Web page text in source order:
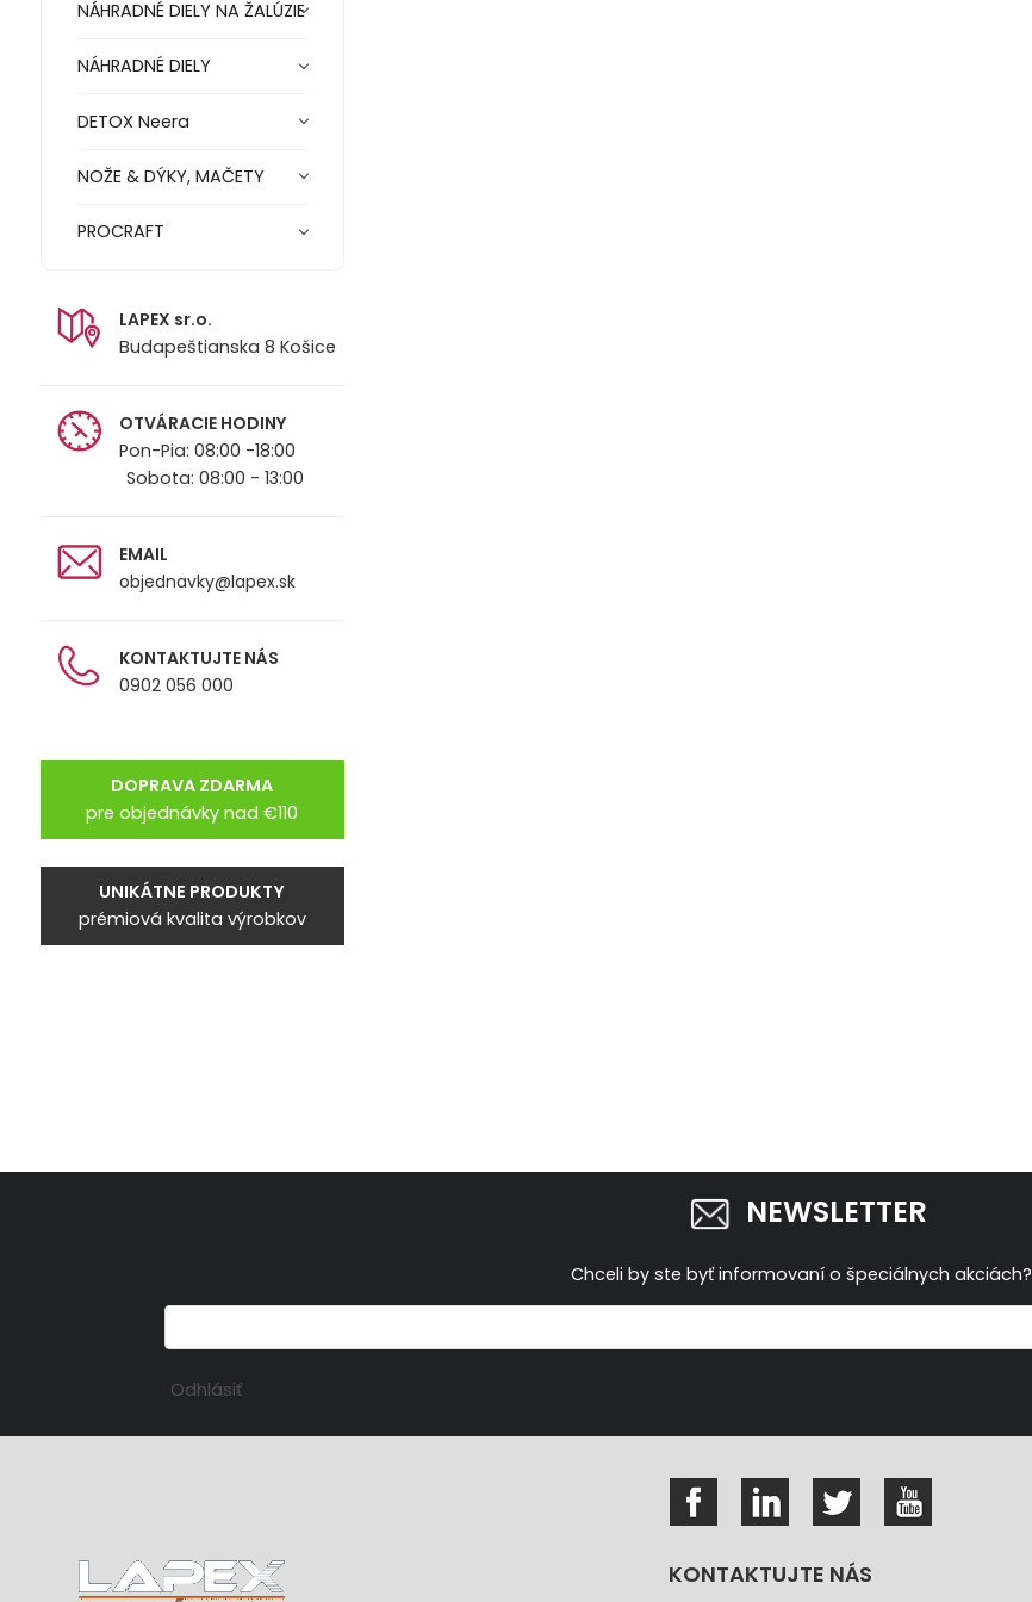
NÁHRADNÉ DIELY NA ŽALÚZIE
NÁHRADNÉ DIELY
DETOX Neera
NOŽE & DÝKY, MAČETY
PROCRAFT
LAPEX sr.o.
Budapeštianska 8 Košice
OTVÁRACIE HODINY
Pon-Pia: 08:00 -18:00
Sobota: 08:00 - 13:00
EMAIL
objednavky@lapex.sk
KONTAKTUJTE NÁS
0902 056 000
DOPRAVA ZDARMA
pre objednávky nad €110
UNIKÁTNE PRODUKTY
prémiová kvalita výrobkov
NEWSLETTER
Chceli by ste byť informovaní o špeciálnych akciách?
Odhlásiť
KONTAKTUJTE NÁS